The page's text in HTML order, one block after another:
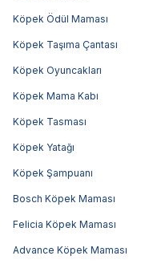
Köpek Ödül Maması
Köpek Taşıma Çantası
Köpek Oyuncakları
Köpek Mama Kabı
Köpek Tasması
Köpek Yatağı
Köpek Şampuanı
Bosch Köpek Maması
Felicia Köpek Maması
Advance Köpek Maması